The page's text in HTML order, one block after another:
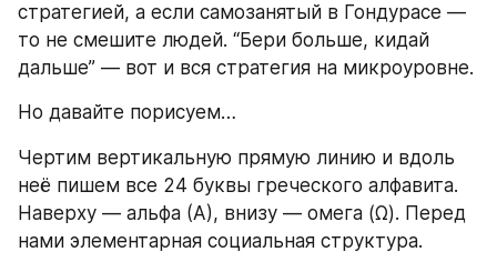
стратегией, а если самозанятый в Гондурасе —
то не смешите людей. “Бери больше, кидай
дальше” — вот и вся стратегия на микроуровне.
Но давайте порисуем…
Чертим вертикальную прямую линию и вдоль
неё пишем все 24 буквы греческого алфавита.
Наверху — альфа (А), внизу — омега (Ω). Перед
нами элементарная социальная структура.